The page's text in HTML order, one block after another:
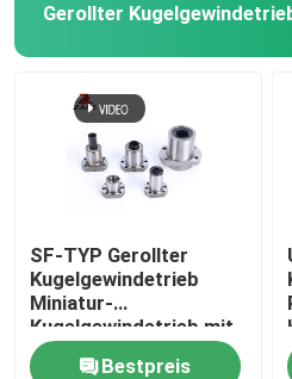
Gerollter
SF-TYP Gerollter
Kugelgewindetrieb
Miniatur-
Kugelgewindetrieb mit
6000-mm-Gewinde
Bestpreis